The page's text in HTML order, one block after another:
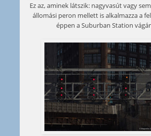
Ez az, aminek látszik: nagyvasút vagy
állomási peron mellett is alkalmazza a
éppen a Suburban Station